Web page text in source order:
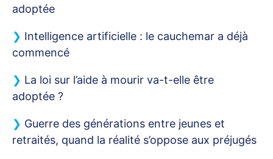
adoptée
Intelligence artificielle : le cauchemar a déjà
commencé
La loi sur l’aide à mourir va-t-elle être
adoptée ?
Guerre des générations entre jeunes et
retraités, quand la réalité s’oppose aux préjugés